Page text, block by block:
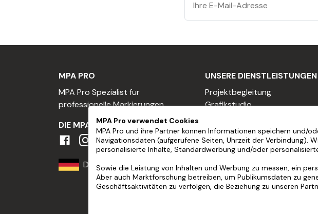
MPA PRO
MPA Pro Spezialist für
professionelle Markierungen
DIE MPA-GEMEINSCHAFT
Deutschland
UNSERE DIENSTLEISTUNGEN
Projektbegleitung
Grafikstudio
Einen Texter einstellen
Professionelles Angebot
Händler werden
Treueprogramm
Sponsoring-Programm
MPA Pro verwendet Cookies
MPA Pro und ihre Partner können Informationen speichern und/
Navigationsdaten (aufgerufene Seiten, Uhrzeit der Verbindung).
personalisierte Inhalte, Standardwerbung und/oder
Sowie die Leistung von Inhalten und Werbung zu messen, ein
Aber auch Marktforschung betreiben, um Publikumsdaten zu
Geschäftsaktivitäten zu verfolgen, die Beziehung zu unseren